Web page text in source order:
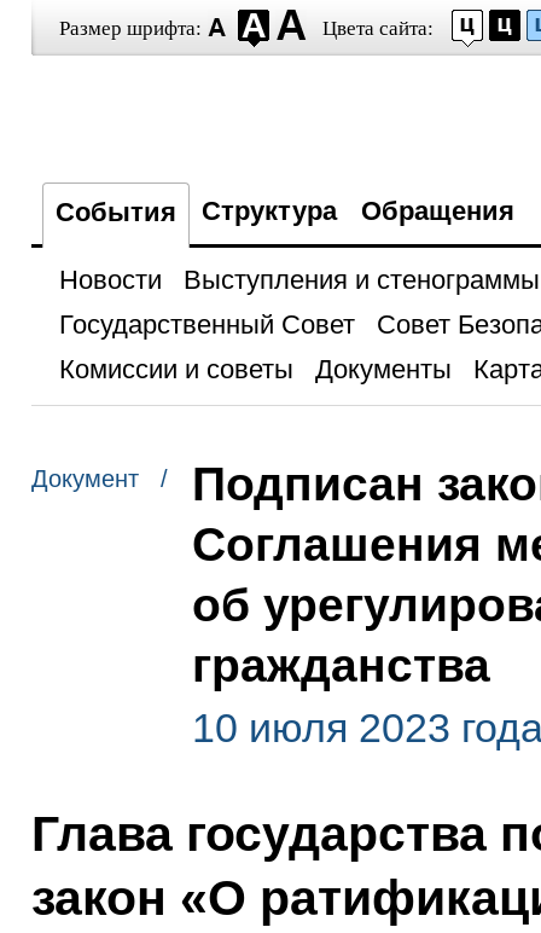
Размер шрифта: Цвета сайта:
События Структура Обращения
Новости
Выступления и стенограммы
Государственный Совет
Совет
Комиссии и советы
Документы
Документ /
Подписан
Соглашения
об
гражданства
10 июля 2023
Глава государства
закон «О